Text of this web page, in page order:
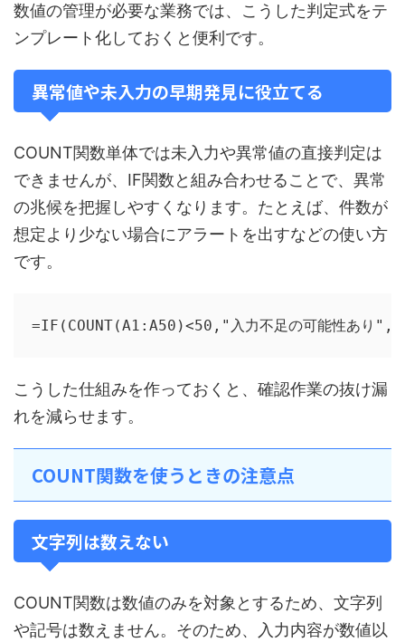
数値の管理が必要な業務では、こうした判定式をテ
ンプレート化しておくと便利です。
異常値や未入力の早期発見に役立てる
COUNT関数単体では未入力や異常値の直接判定は
できませんが、IF関数と組み合わせることで、異常
の兆候を把握しやすくなります。たとえば、件数が
想定より少ない場合にアラートを出すなどの使い方
です。
=IF(COUNT(A1:A50)<50,"入力不足の可能性あり
こうした仕組みを作っておくと、確認作業の抜け漏
れを減らせます。
COUNT関数を使うときの注意点
文字列は数えない
COUNT関数は数値のみを対象とするため、文字列
や記号は数えません。そのため、入力内容が数値以